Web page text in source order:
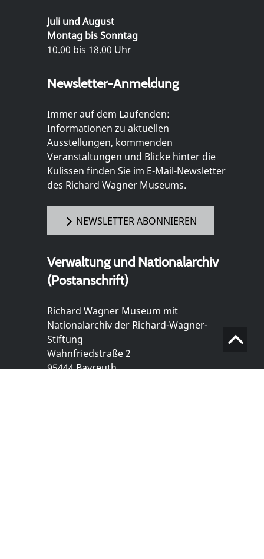
Juli und August
Montag bis Sonntag
10.00 bis 18.00 Uhr
Newsletter-Anmeldung
Immer auf dem Laufenden:
Informationen zu aktuellen
Ausstellungen, kommenden
Veranstaltungen und Blicke hinter die
Kulissen finden Sie im E-Mail-Newsletter
des Richard Wagner Museums.
NEWSLETTER ABONNIEREN
Verwaltung und Nationalarchiv
(Postanschrift)
Richard Wagner Museum mit
Nationalarchiv der Richard-Wagner-
Stiftung
Wahnfriedstraße 2
95444 Bayreuth